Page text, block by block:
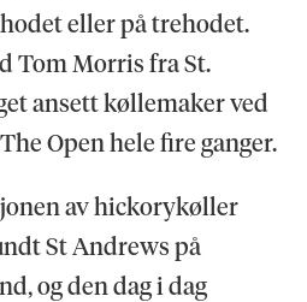
eller på trehodet.
Tom Morris fra St.
ansett køllemaker ved
Open hele fire ganger.
av hickorykøller
St Andrews på
og den dag i dag